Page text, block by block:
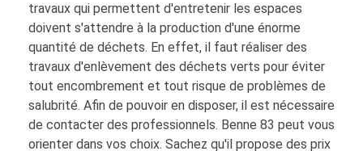
travaux qui permettent d'entretenir les espaces
doivent s'attendre à la production d'une énorme
quantité de déchets. En effet, il faut réaliser des
travaux d'enlèvement des déchets verts pour éviter
tout encombrement et tout risque de problèmes de
salubrité. Afin de pouvoir en disposer, il est nécessaire
de contacter des professionnels. Benne 83 peut vous
orienter dans vos choix. Sachez qu'il propose des prix